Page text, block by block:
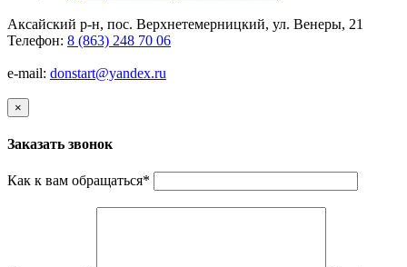
Аксайский р-н, пос. Верхнетемерницкий, ул. Венеры, 21
Телефон: 8 (863) 248 70 06
e-mail: donstart@yandex.ru
×
Заказать звонок
Как к вам обращаться*